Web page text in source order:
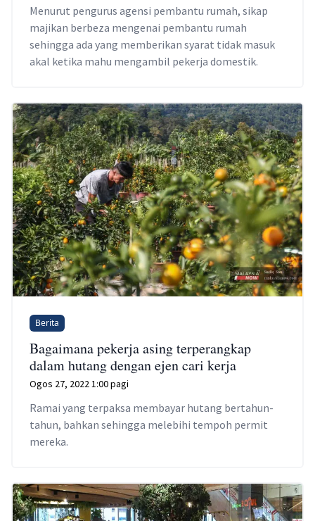
Menurut pengurus agensi pembantu rumah, sikap
majikan berbeza mengenai pembantu rumah
sehingga ada yang memberikan syarat tidak masuk
akal ketika mahu mengambil pekerja domestik.
Berita
Bagaimana pekerja asing terperangkap
dalam hutang dengan ejen cari kerja
Ogos 27, 2022 1:00 pagi
Ramai yang terpaksa membayar hutang bertahun-
tahun, bahkan sehingga melebihi tempoh permit
mereka.